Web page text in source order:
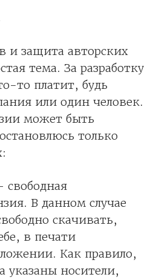
и защита авторских
тема. За разработку
то платит, будь
или один человек.
может быть
только
свободная
В данном случае
скачивать,
в печати
Как правило,
указаны носители,